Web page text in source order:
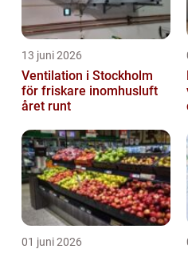
13 juni 2026
Ventilation i Stockholm
för friskare inomhusluft
året runt
01 juni 2026